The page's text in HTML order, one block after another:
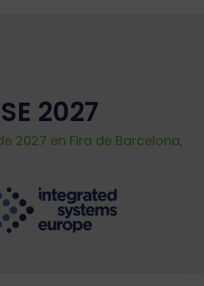
2027
2027 en Fira de Barcelona,